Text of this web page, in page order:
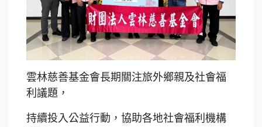
雲林慈善基金會長期關注旅外鄉親及社會福
利議題，
持續投入公益行動，協助各地社會福利機構